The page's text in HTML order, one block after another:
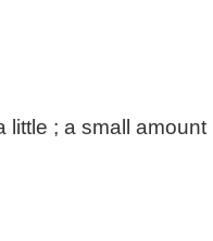
little ; a small amount